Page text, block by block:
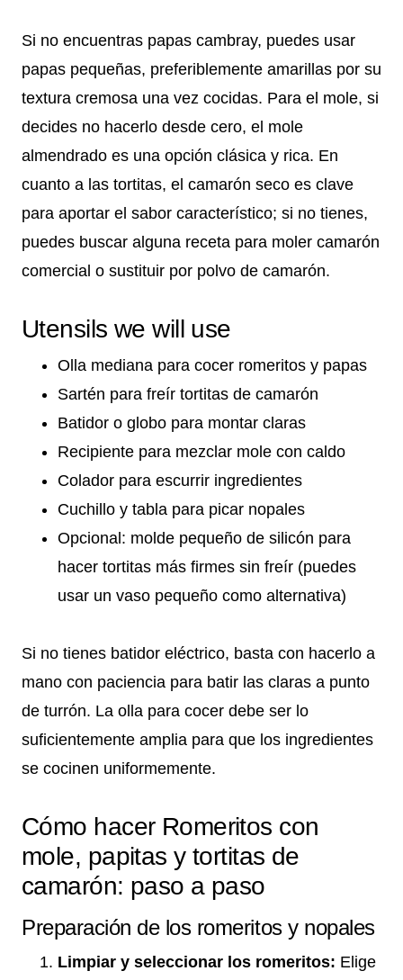
Si no encuentras papas cambray, puedes usar
papas pequeñas, preferiblemente amarillas por su
textura cremosa una vez cocidas. Para el mole, si
decides no hacerlo desde cero, el mole
almendrado es una opción clásica y rica. En
cuanto a las tortitas, el camarón seco es clave
para aportar el sabor característico; si no tienes,
puedes buscar alguna receta para moler camarón
comercial o sustituir por polvo de camarón.
Utensils we will use
Olla mediana para cocer romeritos y papas
Sartén para freír tortitas de camarón
Batidor o globo para montar claras
Recipiente para mezclar mole con caldo
Colador para escurrir ingredientes
Cuchillo y tabla para picar nopales
Opcional: molde pequeño de silicón para
hacer tortitas más firmes sin freír (puedes
usar un vaso pequeño como alternativa)
Si no tienes batidor eléctrico, basta con hacerlo a
mano con paciencia para batir las claras a punto
de turrón. La olla para cocer debe ser lo
suficientemente amplia para que los ingredientes
se cocinen uniformemente.
Cómo hacer Romeritos con
mole, papitas y tortitas de
camarón: paso a paso
Preparación de los romeritos y nopales
Limpiar y seleccionar los romeritos: Elige